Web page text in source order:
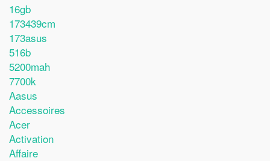
16gb
173439cm
173asus
516b
5200mah
7700k
Aasus
Accessoires
Acer
Activation
Affaire